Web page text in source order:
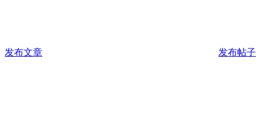
发布文章 发布帖子